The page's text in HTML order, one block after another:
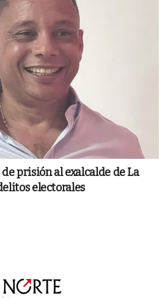
de prisión al exalcalde de La
electorales